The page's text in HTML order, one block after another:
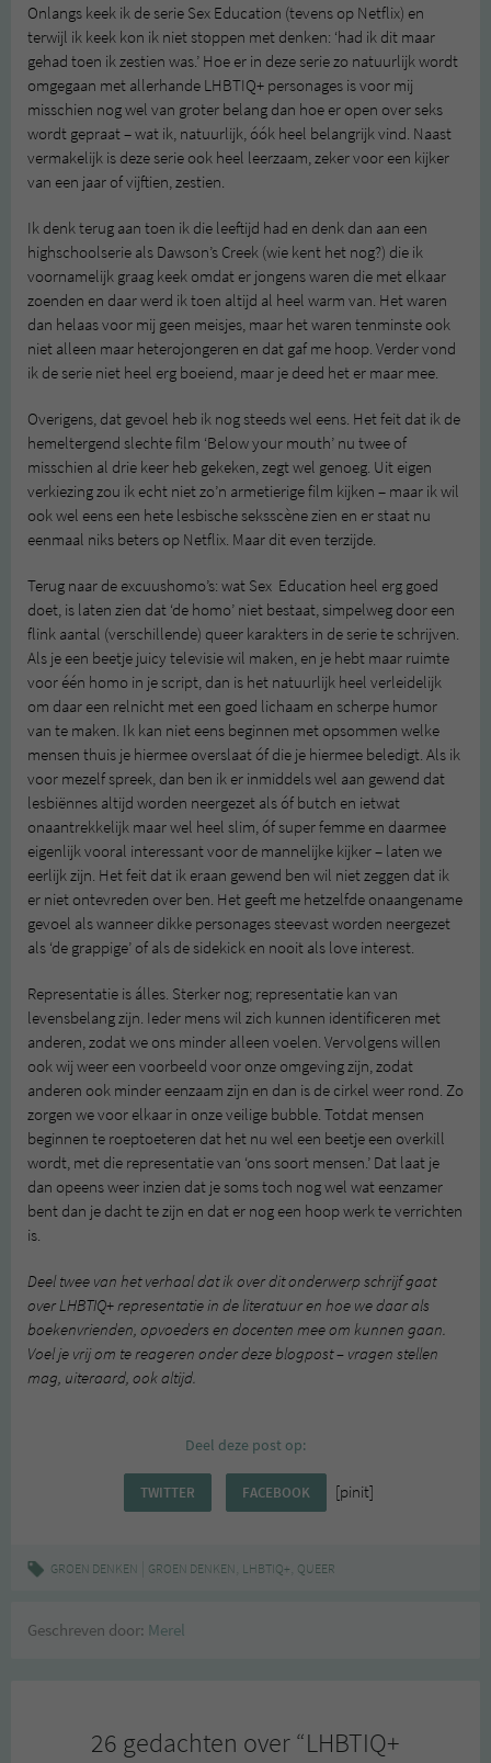
Onlangs keek ik de serie Sex Education (tevens op Netflix) en
terwijl ik keek kon ik niet stoppen met denken: ‘had ik dit maar
gehad toen ik zestien was.’ Hoe er in deze serie zo natuurlijk wordt
omgegaan met allerhande LHBTIQ+ personages is voor mij
misschien nog wel van groter belang dan hoe er open over seks
wordt gepraat – wat ik, natuurlijk, óók heel belangrijk vind. Naast
vermakelijk is deze serie ook heel leerzaam, zeker voor een kijker
van een jaar of vijftien, zestien.
Ik denk terug aan toen ik die leeftijd had en denk dan aan een
highschoolserie als Dawson’s Creek (wie kent het nog?) die ik
voornamelijk graag keek omdat er jongens waren die met elkaar
zoenden en daar werd ik toen altijd al heel warm van. Het waren
dan helaas voor mij geen meisjes, maar het waren tenminste ook
niet alleen maar heterojongeren en dat gaf me hoop. Verder vond
ik de serie niet heel erg boeiend, maar je deed het er maar mee.
Overigens, dat gevoel heb ik nog steeds wel eens. Het feit dat ik de
hemeltergend slechte film ‘Below your mouth’ nu twee of
misschien al drie keer heb gekeken, zegt wel genoeg. Uit eigen
verkiezing zou ik echt niet zo’n armetierige film kijken – maar ik wil
ook wel eens een hete lesbische seksscène zien en er staat nu
eenmaal niks beters op Netflix. Maar dit even terzijde.
Terug naar de excuushomo’s: wat Sex Education heel erg goed
doet, is laten zien dat ‘de homo’ niet bestaat, simpelweg door een
flink aantal (verschillende) queer karakters in de serie te schrijven.
Als je een beetje juicy televisie wil maken, en je hebt maar ruimte
voor één homo in je script, dan is het natuurlijk heel verleidelijk
om daar een relnicht met een goed lichaam en scherpe humor
van te maken. Ik kan niet eens beginnen met opsommen welke
mensen thuis je hiermee overslaat óf die je hiermee beledigt. Als ik
voor mezelf spreek, dan ben ik er inmiddels wel aan gewend dat
lesbiënnes altijd worden neergezet als óf butch en ietwat
onaantrekkelijk maar wel heel slim, óf super femme en daarmee
eigenlijk vooral interessant voor de mannelijke kijker – laten we
eerlijk zijn. Het feit dat ik eraan gewend ben wil niet zeggen dat ik
er niet ontevreden over ben. Het geeft me hetzelfde onaangename
gevoel als wanneer dikke personages steevast worden neergezet
als ‘de grappige’ of als de sidekick en nooit als love interest.
Representatie is álles. Sterker nog; representatie kan van
levensbelang zijn. Ieder mens wil zich kunnen identificeren met
anderen, zodat we ons minder alleen voelen. Vervolgens willen
ook wij weer een voorbeeld voor onze omgeving zijn, zodat
anderen ook minder eenzaam zijn en dan is de cirkel weer rond. Zo
zorgen we voor elkaar in onze veilige bubble. Totdat mensen
beginnen te roeptoeteren dat het nu wel een beetje een overkill
wordt, met die representatie van ‘ons soort mensen.’ Dat laat je
dan opeens weer inzien dat je soms toch nog wel wat eenzamer
bent dan je dacht te zijn en dat er nog een hoop werk te verrichten
is.
Deel twee van het verhaal dat ik over dit onderwerp schrijf gaat
over LHBTIQ+ representatie in de literatuur en hoe we daar als
boekenvrienden, opvoeders en docenten mee om kunnen gaan.
Voel je vrij om te reageren onder deze blogpost – vragen stellen
mag, uiteraard, ook altijd.
Deel deze post op:
TWITTER FACEBOOK [pinit]
GROEN DENKEN GROEN DENKEN, LHBTIQ+, QUEER
Geschreven door: Merel
26 gedachten over “LHBTIQ+